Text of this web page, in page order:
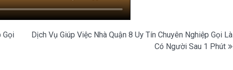
Gọi
Dịch Vụ Giúp Việc Nhà Quận 8 Uy Tín Chuyên Nghiệp Gọi Là
Có Người Sau 1 Phút